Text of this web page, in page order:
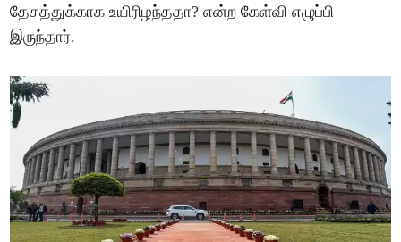
தேசத்துக்காக உயிரிழந்ததா? என்ற கேள்வி எழுப்பி
இருந்தார்.